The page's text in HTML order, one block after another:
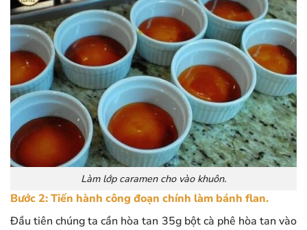
Làm lớp caramen cho vào khuôn.
Bước 2: Tiến hành công đoạn chính làm bánh flan.
Đầu tiên chúng ta cần hòa tan 35g bột cà phê hòa tan vào